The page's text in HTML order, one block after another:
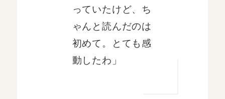
っていたけど、ち
ゃんと読んだのは
初めて。とても感
動したわ」